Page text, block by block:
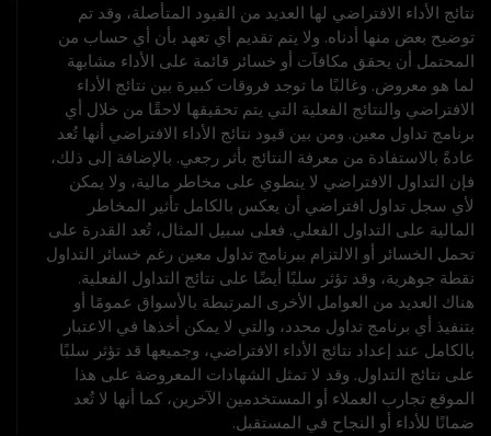
نتائج الأداء الافتراضي لها العديد من القيود المتأصلة، وقد تم
توضيح بعض منها أدناه. ولا يتم تقديم أي تعهد بأن أي حساب من
المحتمل أن يحقق مكافآت أو خسائر قائمة على الأداء مشابهة
لما هو معروض. وغالبًا ما توجد فروقات كبيرة بين نتائج الأداء
الافتراضي والنتائج الفعلية التي يتم تحقيقها لاحقًا من خلال أي
برنامج تداول معين. ومن بين قيود نتائج الأداء الافتراضي أنها تُعد
عادةً بالاستفادة من معرفة النتائج بأثر رجعي. بالإضافة إلى ذلك،
فإن التداول الافتراضي لا ينطوي على مخاطر مالية، ولا يمكن
لأي سجل تداول افتراضي أن يعكس بالكامل تأثير المخاطر
المالية على التداول الفعلي. فعلى سبيل المثال، تُعد القدرة على
تحمل الخسائر أو الالتزام ببرنامج تداول معين رغم خسائر التداول
نقطة جوهرية، وقد تؤثر سلبًا أيضًا على نتائج التداول الفعلية.
هناك العديد من العوامل الأخرى المرتبطة بالأسواق عمومًا أو
بتنفيذ أي برنامج تداول محدد، والتي لا يمكن أخذها في الاعتبار
بالكامل عند إعداد نتائج الأداء الافتراضي، وجميعها قد تؤثر سلبًا
على نتائج التداول. وقد لا تمثل الشهادات المعروضة على هذا
الموقع تجارب العملاء أو المستخدمين الآخرين، كما أنها لا تُعد
ضمانًا للأداء أو النجاح في المستقبل.